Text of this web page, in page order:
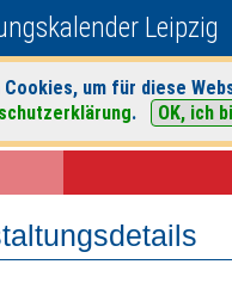
Leipzig
Cookies, um für diese
. OK, ich
>Suche> Film >